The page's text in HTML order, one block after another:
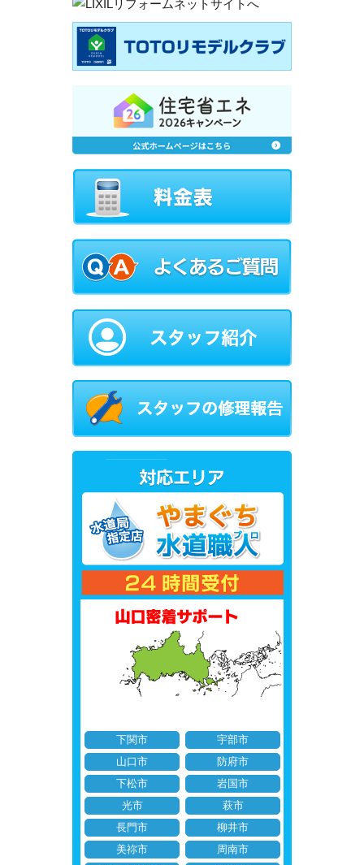
下関市
宇部市
山口市
防府市
下松市
岩国市
光市
萩市
長門市
柳井市
美祢市
周南市